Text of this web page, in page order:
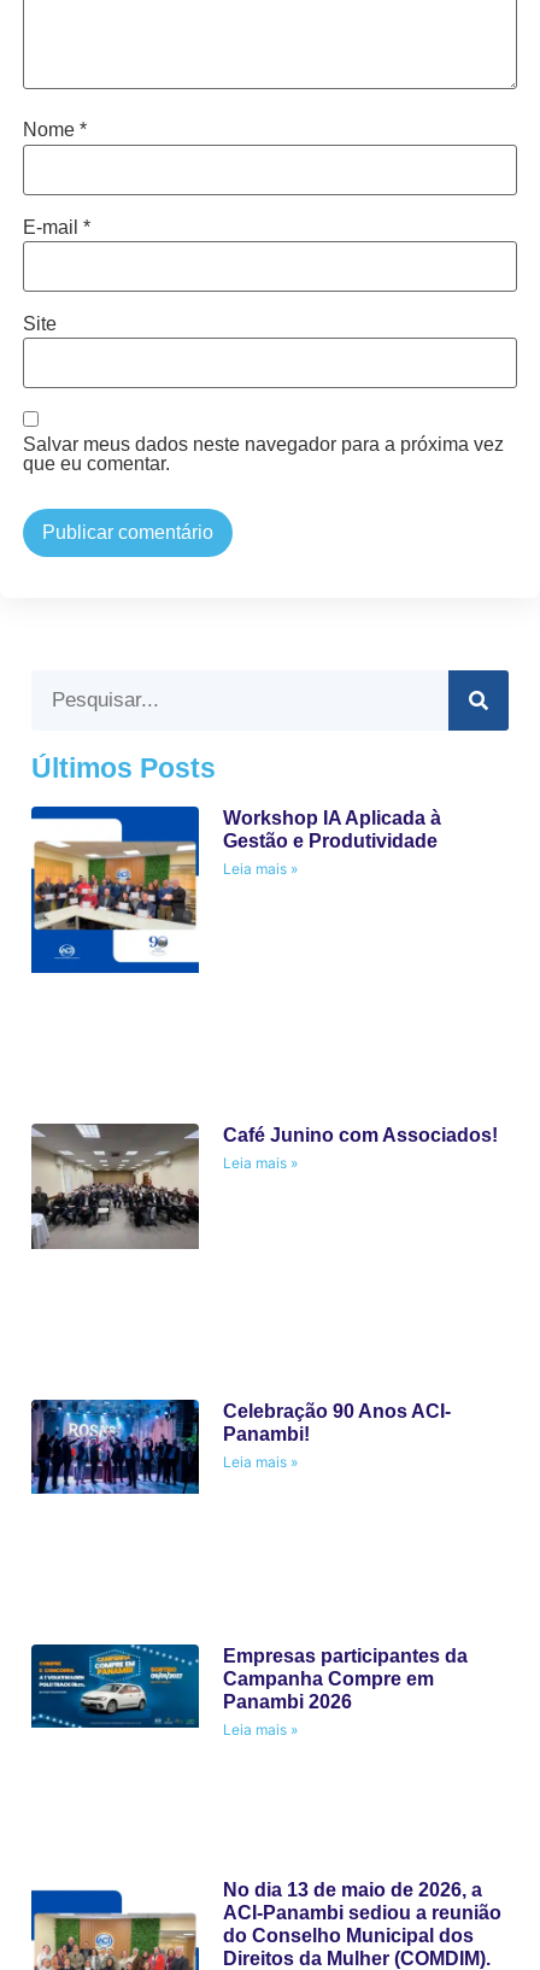
Nome *
E-mail *
Site
Salvar meus dados neste navegador para a próxima vez
que eu comentar.
Últimos Posts
Workshop IA Aplicada à
Gestão e Produtividade
Leia mais »
Café Junino com Associados!
Leia mais »
Celebração 90 Anos ACI-
Panambi!
Leia mais »
Empresas participantes da
Campanha Compre em
Panambi 2026
Leia mais »
No dia 13 de maio de 2026, a
ACI-Panambi sediou a reunião
do Conselho Municipal dos
Direitos da Mulher (COMDIM).